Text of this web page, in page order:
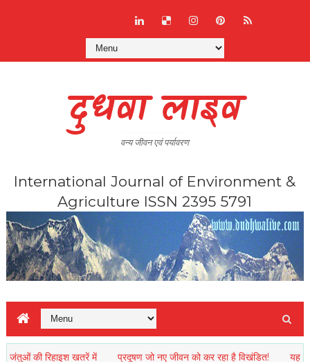
दुधवा लाइव
वन्य जीवन एवं पर्यावरण
International Journal of Environment &
Agriculture ISSN 2395 5791
रिहाइश खतरें में प्रदूषण जो नए जीवन को कर रहा है विखंडित! यह पृथ्वी